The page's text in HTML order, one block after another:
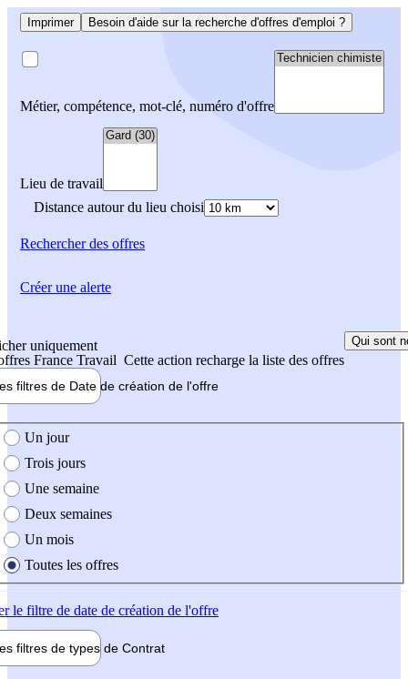
Imprimer Besoin d'aide sur la recherche d'offres d'emploi ?
Métier, compétence, mot-clé, numéro d'offre
Lieu de travail
Distance autour du lieu choisi
Rechercherdes offres
uniquement
France Travail Cette action recharge la liste des offres
Qui sont
filtres de Date de création de l'offre
création de l'offre
Un jour
Trois jours
Une semaine
Deux semaines
Un mois
Toutes les offres
le filtre de date de création de l'offre
filtres de types de Contrat
Créer une alerte